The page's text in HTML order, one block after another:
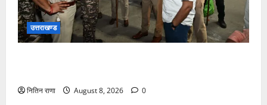
उत्तराखण्ड
नितिन राणा August 8, 2026 0